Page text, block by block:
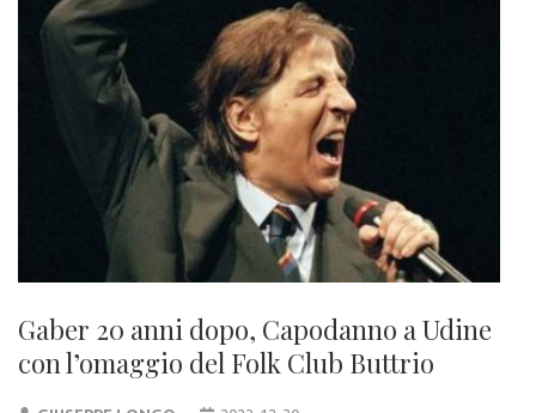
Gaber 20 anni dopo, Capodanno a Udine
con l’omaggio del Folk Club Buttrio